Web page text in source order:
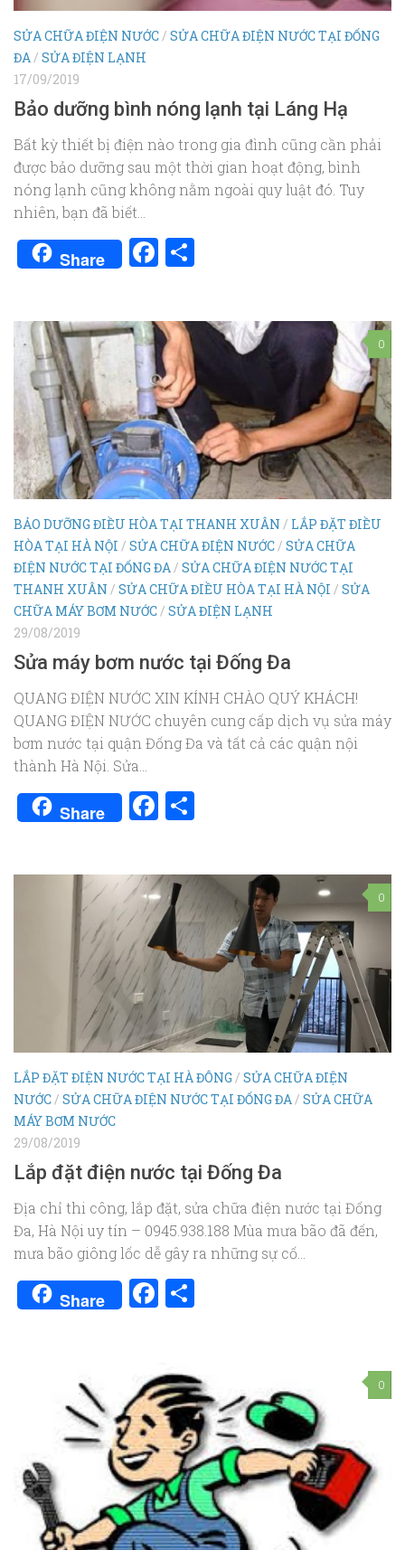
SỬA CHỮA ĐIỆN NƯỚC / SỬA CHỮA ĐIỆN NƯỚC TẠI ĐỐNG
ĐA / SỬA ĐIỆN LẠNH
17/09/2019
Bảo dưỡng bình nóng lạnh tại Láng Hạ
Bất kỳ thiết bị điện nào trong gia đình cũng cần phải
được bảo dưỡng sau một thời gian hoạt động, bình
nóng lạnh cũng không nằm ngoài quy luật đó. Tuy
nhiên, bạn đã biết...
Share Facebook
0
BẢO DƯỠNG ĐIỀU HÒA TẠI THANH XUÂN / LẮP ĐẶT ĐIỀU
HÒA TẠI HÀ NỘI / SỬA CHỮA ĐIỆN NƯỚC / SỬA CHỮA
ĐIỆN NƯỚC TẠI ĐỐNG ĐA / SỬA CHỮA ĐIỆN NƯỚC TẠI
THANH XUÂN / SỬA CHỮA ĐIỀU HÒA TẠI HÀ NỘI / SỬA
CHỮA MÁY BƠM NƯỚC / SỬA ĐIỆN LẠNH
29/08/2019
Sửa máy bơm nước tại Đống Đa
QUANG ĐIỆN NƯỚC XIN KÍNH CHÀO QUÝ KHÁCH!
QUANG ĐIỆN NƯỚC chuyên cung cấp dịch vụ sửa máy
bơm nước tại quận Đống Đa và tất cả các quận nội
thành Hà Nội. Sửa...
Share Facebook
0
LẮP ĐẶT ĐIỆN NƯỚC TẠI HÀ ĐÔNG / SỬA CHỮA ĐIỆN
NƯỚC / SỬA CHỮA ĐIỆN NƯỚC TẠI ĐỐNG ĐA / SỬA CHỮA
MÁY BƠM NƯỚC
29/08/2019
Lắp đặt điện nước tại Đống Đa
Địa chỉ thi công, lắp đặt, sửa chữa điện nước tại Đống
Đa, Hà Nội uy tín – 0945.938.188 Mùa mưa bão đã đến,
mưa bão giông lốc dễ gây ra những sự cố...
Share Facebook
0